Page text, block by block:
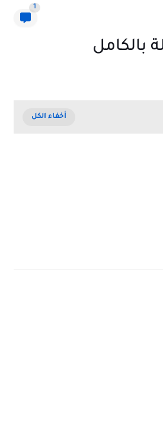
1
بالكامل